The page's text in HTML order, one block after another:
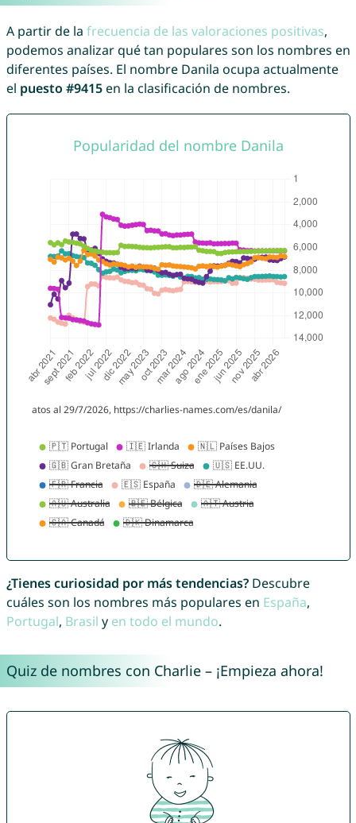
A partir de la frecuencia de las valoraciones positivas,
podemos analizar qué tan populares son los nombres en
diferentes países. El nombre Danila ocupa actualmente
el puesto #9415en la clasificación de nombres.
¿Tienes curiosidad por más tendencias?Descubre
cuáles son los nombres más populares en España,
Portugal, Brasil y en todo el mundo.
Quiz de nombres con Charlie – ¡Empieza ahora!